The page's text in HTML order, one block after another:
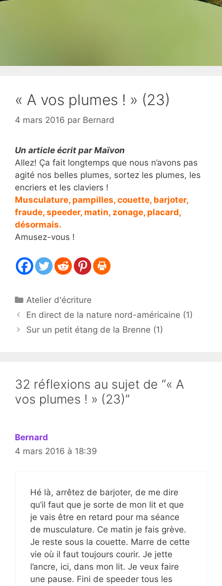
« A vos plumes ! » (23)
4 mars 2016 par Bernard
Un article écrit par Maïvon
Allez! Ça fait longtemps que nous n’avons pas
agité nos belles plumes, sortez les plumes, les
encriers et les claviers !
Musculature, pampilles, couette, barjoter,
fraude, speeder, matin, zonage, placard,
désormais.
Amusez-vous !
Catégories
Atelier d'écriture
En direct de la nature nord-américaine (1)
Sur un petit étang de la Brenne (1)
32 réflexions au sujet de “« A
vos plumes ! » (23)”
Bernard
4 mars 2016 à 18:39
Hé là, arrêtez de barjoter, de me dire
qu’il faut que je sorte de mon lit et que
je vais être en retard pour ma séance
de musculature. Ce matin je fais grève.
Je reste sous la couette. Marre de cette
vie où il faut toujours courir. Je jette
l’ancre, ici, dans mon lit. Je veux faire
une pause. Fini de speeder tous les